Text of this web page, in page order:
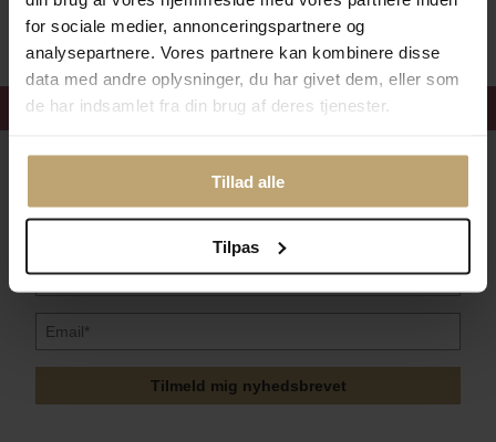
for sociale medier, annonceringspartnere og
analysepartnere. Vores partnere kan kombinere disse
data med andre oplysninger, du har givet dem, eller som
de har indsamlet fra din brug af deres tjenester.
Tillad alle
Tilpas
Få 15% velkomstrabat
Tilmeld mig nyhedsbrevet